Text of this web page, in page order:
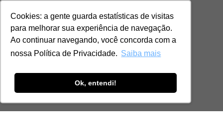
Cookies: a gente guarda estatísticas de visitas
para melhorar sua experiência de navegação.
Ao continuar navegando, você concorda com a
nossa Política de Privacidade. Saiba mais
Ok, entendi!